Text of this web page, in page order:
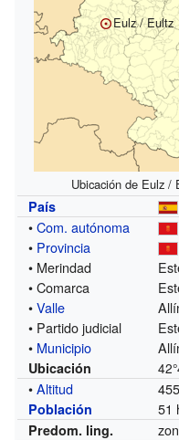
Eulz / Eultz
Ubicación de Eulz /
País
•Com. autónoma
• Provincia
• Merindad
• Comarca
•Valle
• Partido judicial
• Municipio
Ubicación
•Altitud
Población 51
Predom. ling.